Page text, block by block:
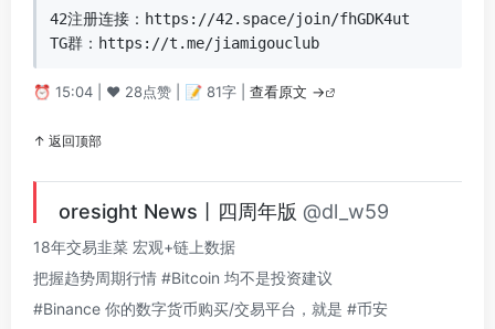
42注册连接：https://42.space/join/fhGDK4ut
TG群：https://t.me/jiamigouclub
⏰ 15:04 | ❤️ 28点赞 | 📝 81字 | 查看原文 →
↑ 返回顶部
oresight News丨四周年版 @dl_w59
18年交易韭菜 宏观+链上数据
把握趋势周期行情 #Bitcoin 均不是投资建议
#Binance 你的数字货币购买/交易平台，就是 #币安